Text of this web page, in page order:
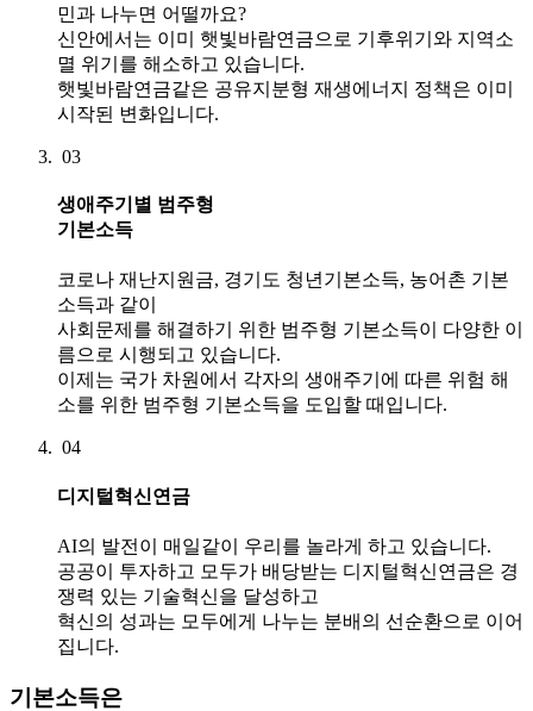
민과 나누면 어떨까요?
신안에서는 이미 햇빛바람연금으로 기후위기와 지역소
멸 위기를 해소하고 있습니다.
햇빛바람연금같은 공유지분형 재생에너지 정책은 이미
시작된 변화입니다.
03
생애주기별 범주형
기본소득
코로나 재난지원금, 경기도 청년기본소득, 농어촌 기본
소득과 같이
사회문제를 해결하기 위한 범주형 기본소득이 다양한 이
름으로 시행되고 있습니다.
이제는 국가 차원에서 각자의 생애주기에 따른 위험 해
소를 위한 범주형 기본소득을 도입할 때입니다.
04
디지털혁신연금
AI의 발전이 매일같이 우리를 놀라게 하고 있습니다.
공공이 투자하고 모두가 배당받는 디지털혁신연금은 경
쟁력 있는 기술혁신을 달성하고
혁신의 성과는 모두에게 나누는 분배의 선순환으로 이어
집니다.
기본소득은